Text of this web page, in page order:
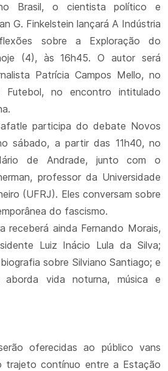
Brasil, o cientista político e
G. Finkelstein lançará A Indústria
sobre a Exploração do
(4), às 16h45. O autor será
Patrícia Campos Mello, no
Futebol, no encontro intitulado
participa do debate Novos
sábado, a partir das 11h40, no
de Andrade, junto com o
professor da Universidade
(UFRJ). Eles conversam sobre
do fascismo.
receberá ainda Fernando Morais,
Luiz Inácio Lula da Silva;
sobre Silviano Santiago; e
aborda vida noturna, música e
oferecidas ao público vans
trajeto contínuo entre a Estação